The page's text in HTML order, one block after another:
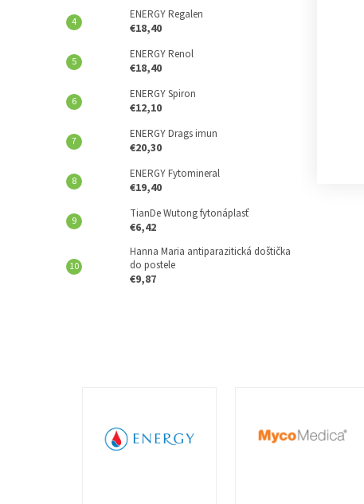
ENERGY Regalen
€18,40
ENERGY Renol
€18,40
ENERGY Spiron
€12,10
ENERGY Drags imun
€20,30
ENERGY Fytomineral
€19,40
TianDe Wutong fytonáplasť
€6,42
Hanna Maria antiparazitická doštička
do postele
€9,87